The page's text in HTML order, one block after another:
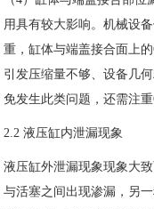
用具有较大影响。机械设
重，缸体与端盖接合面上
引发压缩量不够、设备几
免发生此类问题，还需注重
2.2 液压缸内泄漏现象
液压缸外泄漏现象现象大
与活塞之间出现渗漏，另